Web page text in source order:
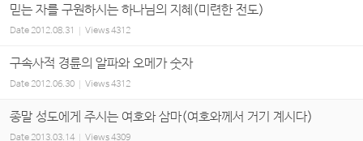
믿는 자를 구원하시는 하나님의 지혜(미련한 전도)
Date2012.08.31 Views4312
구속사적 경륜의 알파와 오메가 숫자
Date2012.06.30 Views4312
종말 성도에게 주시는 여호와 삼마(여호와께서 거기 계시다)
Date 2013.03.14 Views4309